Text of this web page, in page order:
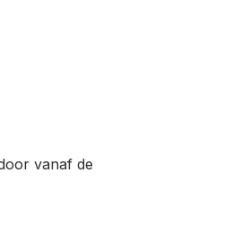
vanaf de